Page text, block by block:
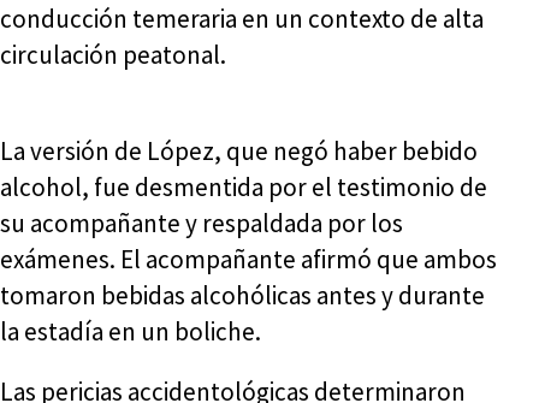
conducción temeraria en un contexto de alta
circulación peatonal.
La versión de López, que negó haber bebido
alcohol, fue desmentida por el testimonio de
su acompañante y respaldada por los
exámenes. El acompañante afirmó que ambos
tomaron bebidas alcohólicas antes y durante
la estadía en un boliche.
Las pericias accidentológicas determinaron